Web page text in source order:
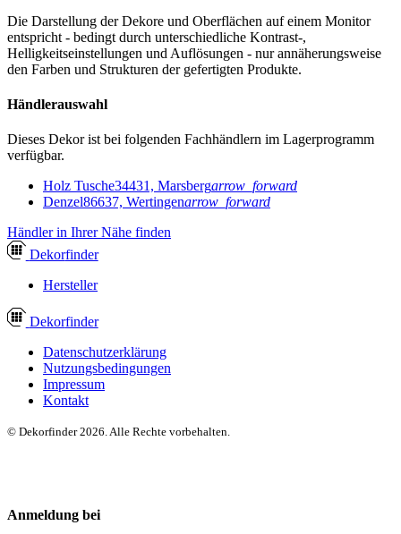
Die Darstellung der Dekore und Oberflächen auf einem Monitor
entspricht - bedingt durch unterschiedliche Kontrast-,
Helligkeitseinstellungen und Auflösungen - nur annäherungsweise
den Farben und Strukturen der gefertigten Produkte.
Händlerauswahl
Dieses Dekor ist bei folgenden Fachhändlern im Lagerprogramm
verfügbar.
Holz Tusche34431, Marsbergarrow_forward
Denzel86637, Wertingenarrow_forward
Händler in Ihrer Nähe finden
Dekorfinder
Hersteller
Dekorfinder
Datenschutzerklärung
Nutzungsbedingungen
Impressum
Kontakt
© Dekorfinder 2026. Alle Rechte vorbehalten.
Anmeldung bei